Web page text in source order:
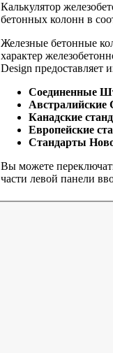
Калькулятор
бетонных колонн в
Железные бетонные
характер
Design предоставляет
Соединенные
Австралийские
Канадские
Европейские
Стандарты
Вы можете
части левой панели